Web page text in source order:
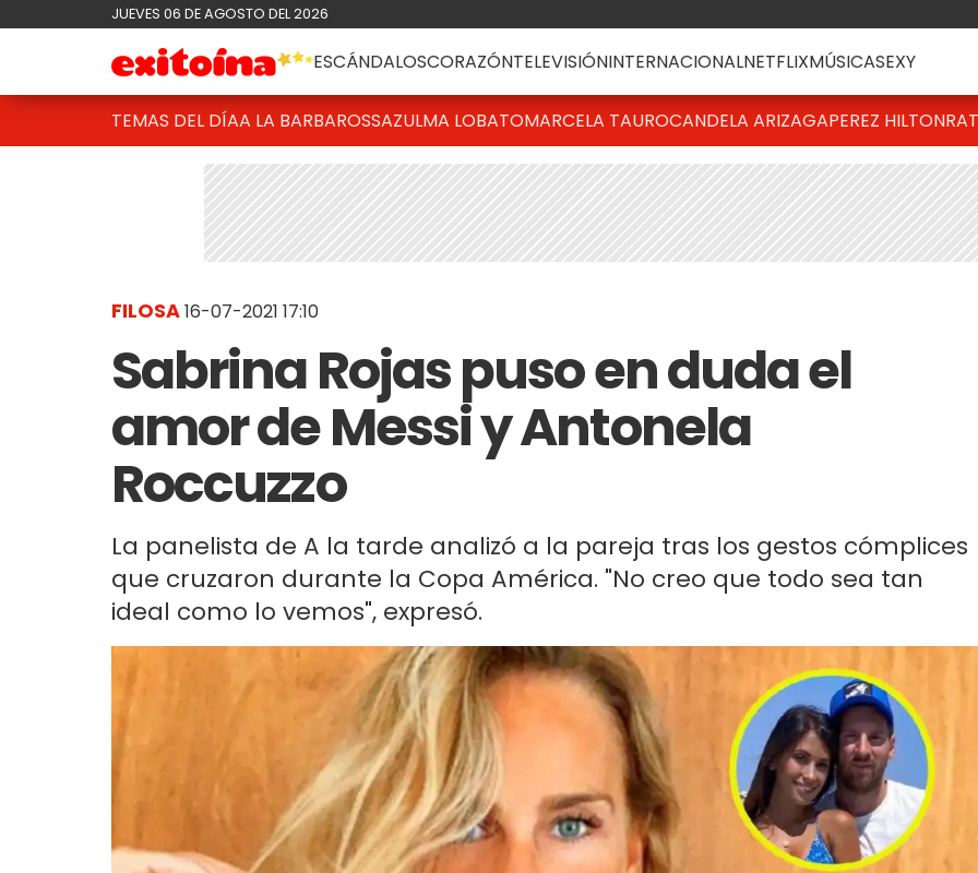
JUEVES 06 DE AGOSTO DEL 2026
ESCÁNDALOSCORAZÓNTELEVISIÓNINTERNACIONALNETFLIXMÚSICASEXY
TEMAS DEL DÍAA LA BARBAROSSAZULMA LOBATOMARCELA TAUROCANDELA ARIZAGAPEREZ HILTON
FILOSA16-07-2021 17:10
Sabrina Rojas puso en duda el
amor de Messi y Antonela
Roccuzzo
La panelista de A la tarde analizó a la pareja tras los gestos cómplices
que cruzaron durante la Copa América. "No creo que todo sea tan
ideal como lo vemos", expresó.